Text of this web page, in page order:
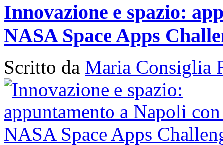
Innovazione e spazio:
NASA Space Apps
Scritto da Maria Consiglia